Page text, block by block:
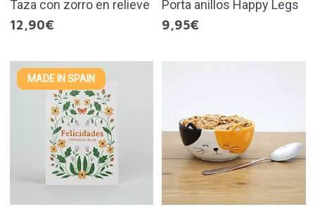
Taza con zorro en relieve
12,90€
Porta anillos Happy Legs
9,95€
MADE IN SPAIN